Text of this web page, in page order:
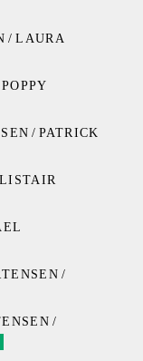
/ LAURA
/ PATRICK
/
/